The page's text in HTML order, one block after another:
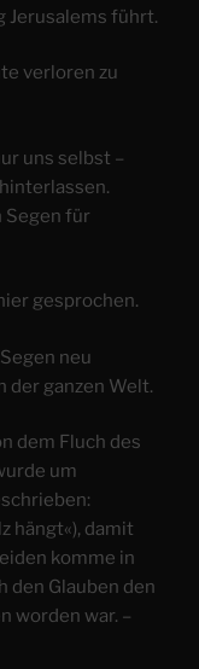
Jerusalems führt.
verloren zu
uns selbst –
Segen für
gesprochen.
neu
der ganzen Welt.
dem Fluch des
um
hängt«), damit
komme in
den Glauben den
worden war. –